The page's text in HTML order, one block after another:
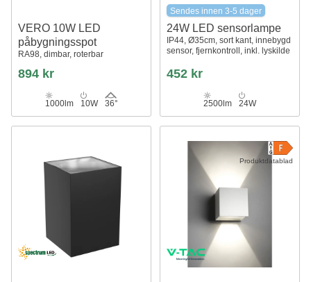
VERO 10W LED
påbygningsspot
RA98, dimbar, roterbar
894 kr
1000lm 10W 36°
Sendes innen 3-5 dager
24W LED sensorlampe
IP44, Ø35cm, sort kant, innebygd
sensor, fjernkontroll, inkl. lyskilde
452 kr
2500lm 24W
Produktdatablad